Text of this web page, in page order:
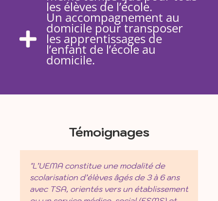
les élèves de l’école.
Un accompagnement au
domicile pour transposer
les apprentissages de
l’enfant de l’école au
domicile.
Témoignages